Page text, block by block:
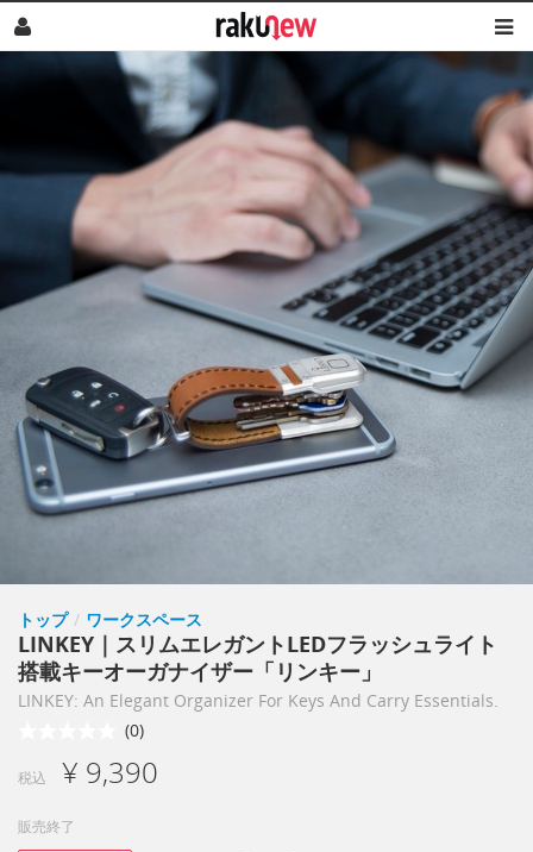
トップ / ワークスペース
LINKEY｜スリムエレガントLEDフラッシュライト
搭載キーオーガナイザー「リンキー」
LINKEY: An Elegant Organizer For Keys And Carry Essentials.
(0)
税込 ¥ 9,390
販売終了